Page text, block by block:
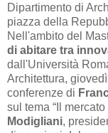
Dipartimento di
piazza della
Nell'ambito del
di abitare tra
dall'Università
Architettura,
conferenze di
sul tema “Il
Modigliani,